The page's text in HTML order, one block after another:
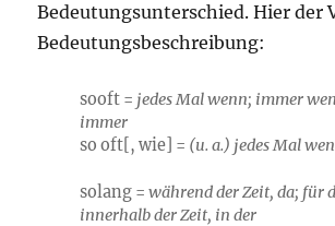
Bedeutungsunterschied. Hier der
Bedeutungsbeschreibung:
sooft = jedes Mal wenn; immer
immer
so oft[, wie] = (u. a.) jedes Mal
solang = während der Zeit, da; für
innerhalb der Zeit, in der